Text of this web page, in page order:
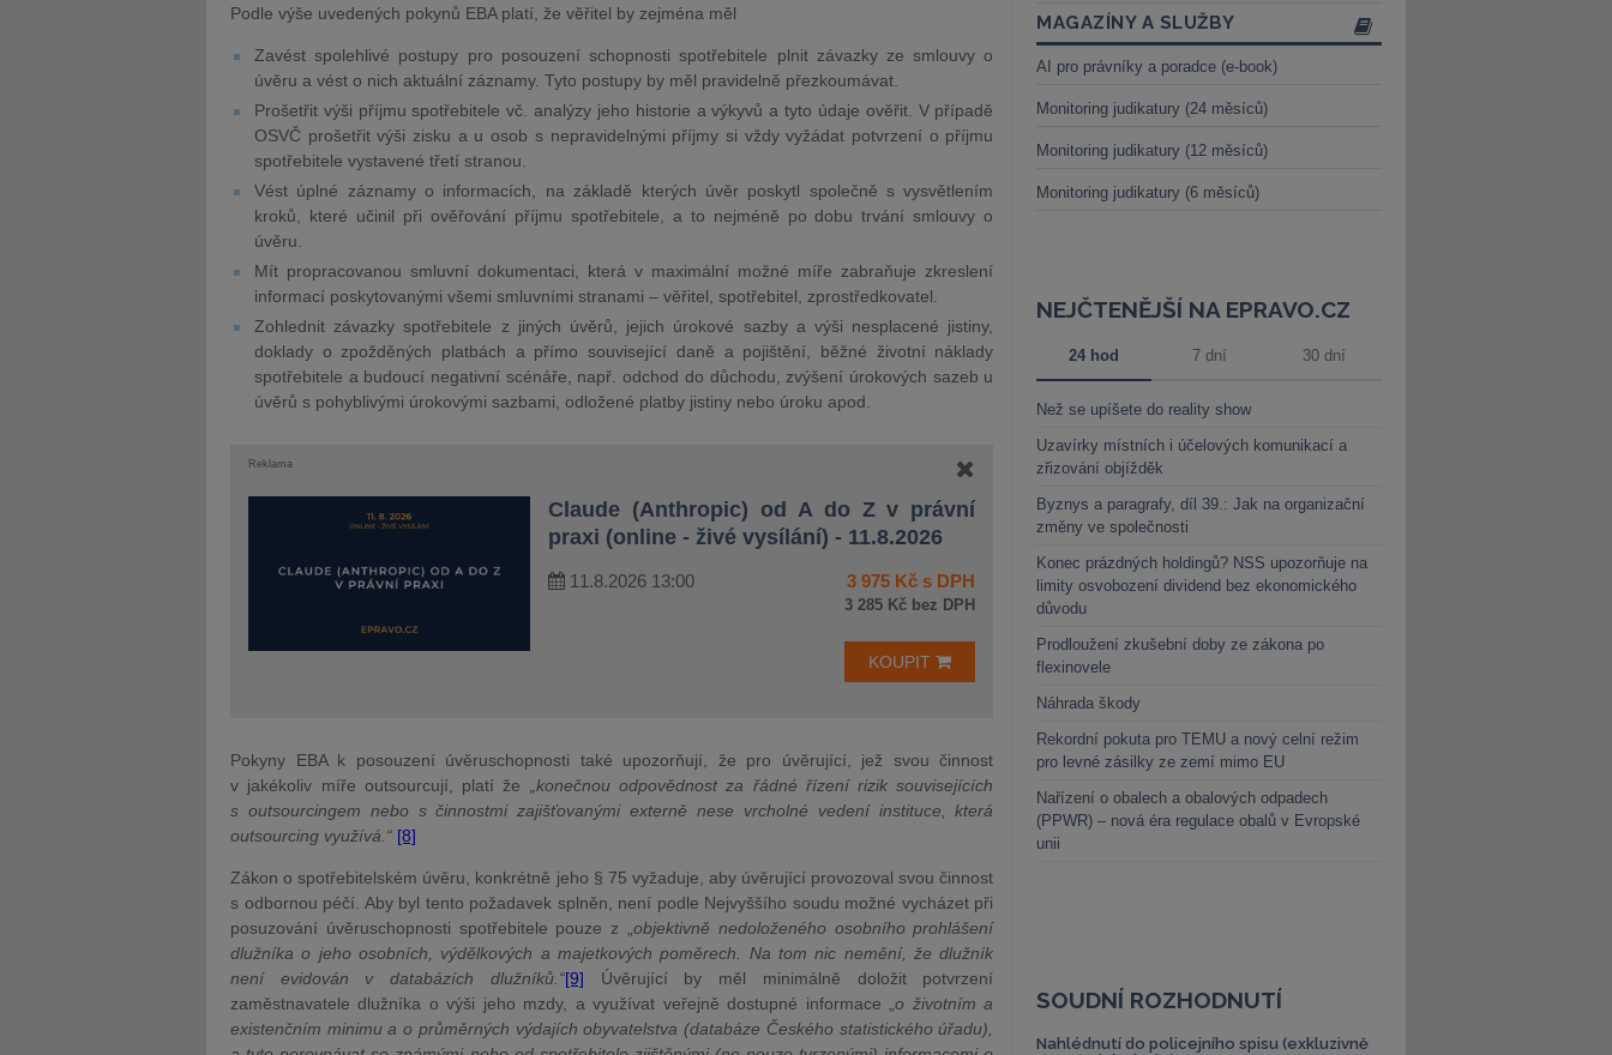
Podle výše uvedených pokynů EBA platí, že věřitel by zejména měl
Zavést spolehlivé postupy pro posouzení schopnosti spotřebitele plnit závazky ze smlouvy o
úvěru a vést o nich aktuální záznamy. Tyto postupy by měl pravidelně přezkoumávat.
Prošetřit výši příjmu spotřebitele vč. analýzy jeho historie a výkyvů a tyto údaje ověřit. V případě
OSVČ prošetřit výši zisku a u osob s nepravidelnými příjmy si vždy vyžádat potvrzení o příjmu
spotřebitele vystavené třetí stranou.
Vést úplné záznamy o informacích, na základě kterých úvěr poskytl společně s vysvětlením
kroků, které učinil při ověřování příjmu spotřebitele, a to nejméně po dobu trvání smlouvy o
úvěru.
Mít propracovanou smluvní dokumentaci, která v maximální možné míře zabraňuje zkreslení
informací poskytovanými všemi smluvními stranami – věřitel, spotřebitel, zprostředkovatel.
Zohlednit závazky spotřebitele z jiných úvěrů, jejich úrokové sazby a výši nesplacené jistiny,
doklady o zpožděných platbách a přímo související daně a pojištění, běžné životní náklady
spotřebitele a budoucí negativní scénáře, např. odchod do důchodu, zvýšení úrokových sazeb u
úvěrů s pohyblivými úrokovými sazbami, odložené platby jistiny nebo úroku apod.
Reklama
Claude (Anthropic) od A do Z v právní
praxi (online - živé vysílání) - 11.8.2026
11.8.2026 13:00 3 975 Kč s DPH
3 285 Kč bez DPH
KOUPIT
Pokyny EBA k posouzení úvěruschopnosti také upozorňují, že pro úvěrující, jež svou činnost
v jakékoliv míře outsourcují, platí že
„konečnou odpovědnost za řádné řízení rizik souvisejících
s outsourcingem nebo s činnostmi zajišťovanými externě nese vrcholné vedení instituce, která
outsourcing využívá.“ [8]
Zákon o spotřebitelském úvěru, konkrétně jeho § 75 vyžaduje, aby úvěrující provozoval svou činnost
s odbornou péčí. Aby byl tento požadavek splněn, není podle Nejvyššího soudu možné vycházet při
posuzování úvěruschopnosti spotřebitele pouze z „ objektivně nedoloženého osobního prohlášení
dlužníka o jeho osobních, výdělkových a majetkových poměrech. Na tom nic nemění, že dlužník
není evidován v databázích dlužníků.“[9] Úvěrující by měl minimálně doložit potvrzení
zaměstnavatele dlužníka o výši jeho mzdy, a využívat veřejně dostupné informace „o životním a
existenčním minimu a o průměrných výdajích obyvatelstva (databáze Českého statistického úřadu),
MAGAZÍNY A SLUŽBY
AI pro právníky a poradce (e-book)
Monitoring judikatury (24 měsíců)
Monitoring judikatury (12 měsíců)
Monitoring judikatury (6 měsíců)
NEJČTENĚJŠÍ NA EPRAVO.CZ
24 hod 7 dní 30 dní
Než se upíšete do reality show
Uzavírky místních i účelových komunikací a
zřizování objížděk
Byznys a paragrafy, díl 39.: Jak na organizační
změny ve společnosti
Konec prázdných holdingů? NSS upozorňuje na
limity osvobození dividend bez ekonomického
důvodu
Prodloužení zkušební doby ze zákona po
flexinovele
Náhrada škody
Rekordní pokuta pro TEMU a nový celní režim
pro levné zásilky ze zemí mimo EU
Nařízení o obalech a obalových odpadech
(PPWR) – nová éra regulace obalů v Evropské
unii
SOUDNÍ ROZHODNUTÍ
Nahlédnutí do policejního spisu (exkluzivně